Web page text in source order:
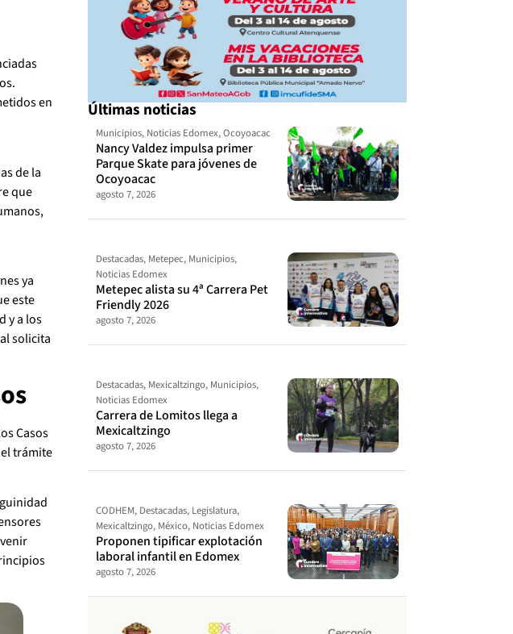
en
de la
que
ya
este
y a los
solicita
Casos
trámite
Últimas noticias
Municipios, Noticias Edomex,Ocoyoacac
Nancy Valdez impulsa primer
Parque Skate para jóvenes de
Ocoyoacac
agosto 7, 2026
Destacadas, Metepec, Municipios,
Noticias Edomex
Metepec alista su 4ª Carrera Pet
Friendly 2026
agosto 7, 2026
Destacadas, Mexicaltzingo, Municipios,
Noticias Edomex
Carrera de Lomitos llega a
Mexicaltzingo
agosto 7, 2026
CODHEM, Destacadas, Legislatura,
Mexicaltzingo, México, Noticias Edomex
Proponen tipificar explotación
laboral infantil en Edomex
agosto 7, 2026